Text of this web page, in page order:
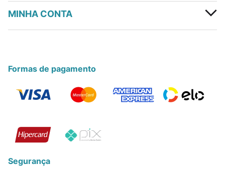
MINHA CONTA
Formas de pagamento
Segurança